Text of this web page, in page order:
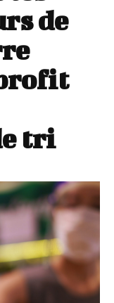
de
tri